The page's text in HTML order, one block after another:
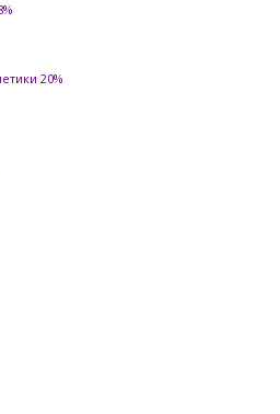
20%